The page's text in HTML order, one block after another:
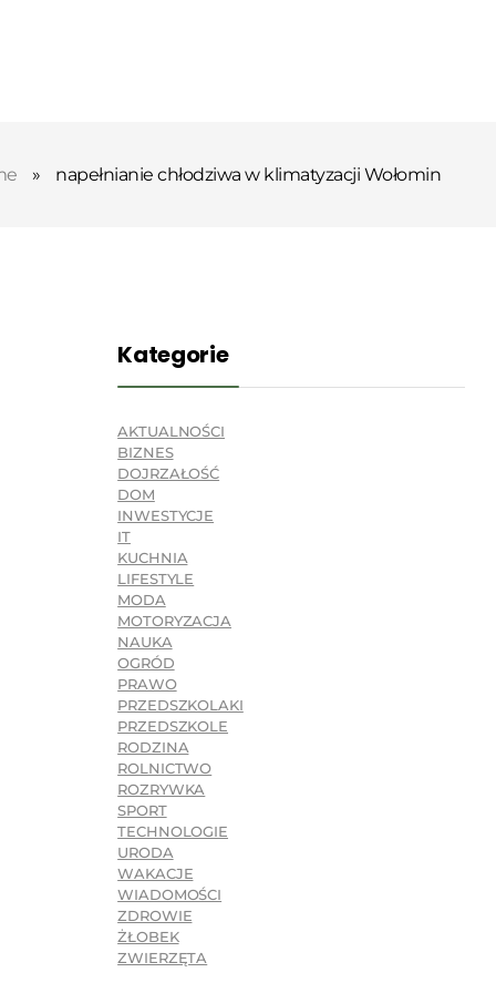
» napełnianie chłodziwa w klimatyzacji Wołomin
Kategorie
AKTUALNOŚCI
BIZNES
DOJRZAŁOŚĆ
DOM
INWESTYCJE
IT
KUCHNIA
LIFESTYLE
MODA
MOTORYZACJA
NAUKA
OGRÓD
PRAWO
PRZEDSZKOLAKI
PRZEDSZKOLE
RODZINA
ROLNICTWO
ROZRYWKA
SPORT
TECHNOLOGIE
URODA
WAKACJE
WIADOMOŚCI
ZDROWIE
ŻŁOBEK
ZWIERZĘTA